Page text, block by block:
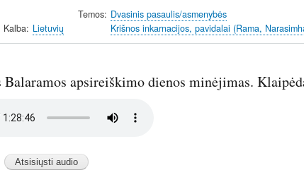
Kalba Lietuvių
Temos Dvasinis pasaulis/asmenybės
Krišnos inkarnacijos, pavidalai (Rama,
Balaramos apsireiškimo dienos minėjimas.